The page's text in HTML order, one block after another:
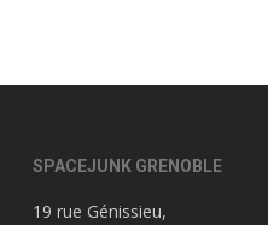
SPACEJUNK GRENOBLE
19 rue Génissieu,